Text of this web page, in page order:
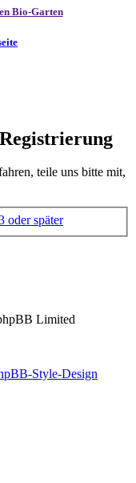
Bio-Garten
teile uns bitte mit,
oder später
Limited
Style-Design